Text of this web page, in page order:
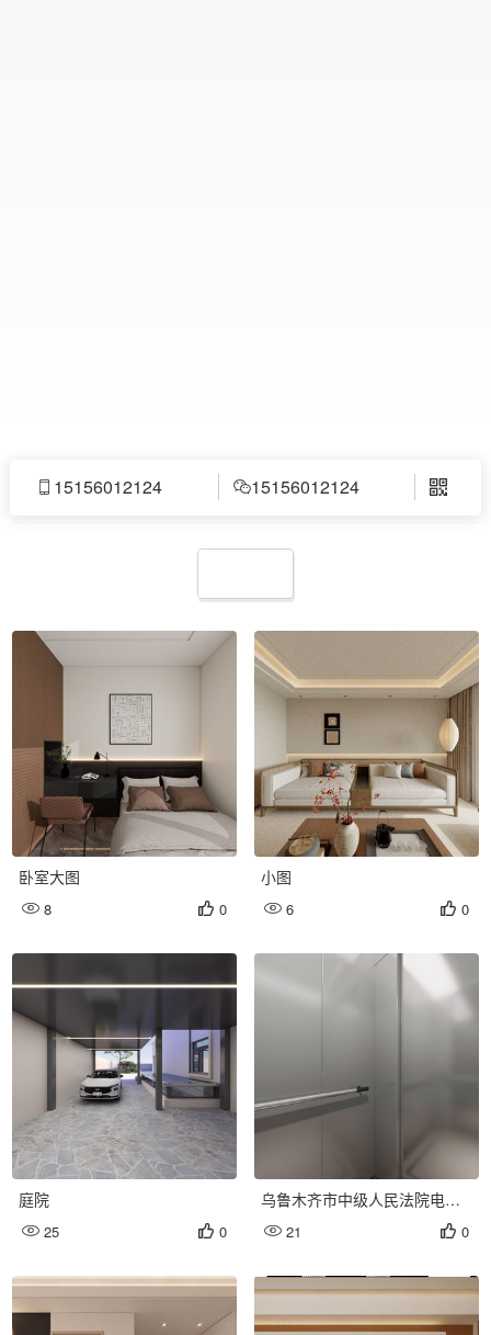
 15156012124 15156012124 
全景案例展示
卧室大图
 8  0
小图
 6  0
庭院
 25  0
乌鲁木齐市中级人民法院电梯
装潢效果图
 21  0